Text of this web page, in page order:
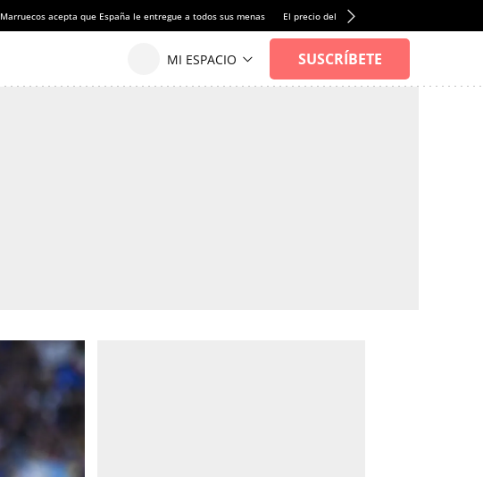
Marruecos acepta que España le entregue a todos sus menas El precio del alquiler de vivienda baja por